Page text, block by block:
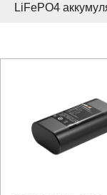
LiFePO4